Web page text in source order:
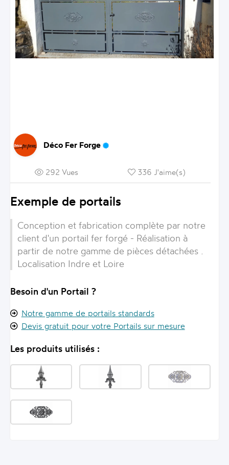
Déco Fer Forge
292 Vues 336 J'aime(s)
Exemple de portails
Conception et fabrication complète par notre
client d'un portail fer forgé - Réalisation à
partir de notre gamme de pièces détachées .
Localisation Indre et Loire
Besoin d'un Portail ?
Notre gamme de portails standards
Devis gratuit pour votre Portails sur mesure
Les produits utilisés :